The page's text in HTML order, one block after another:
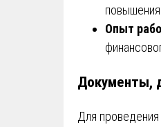
повышения
Опыт
Документы,
Для